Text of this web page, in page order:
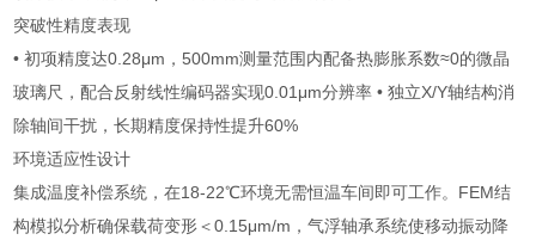
突破性精度表现
• 初项精度达0.28μm，500mm测量范围内配备热膨胀系数≈0的微晶
玻璃尺，配合反射线性编码器实现0.01μm分辨率 • 独立X/Y轴结构消
除轴间干扰，长期精度保持性提升60%
环境适应性设计
集成温度补偿系统，在18-22℃环境无需恒温车间即可工作。FEM结
构模拟分析确保载荷变形＜0.15μm/m，气浮轴承系统使移动振动降